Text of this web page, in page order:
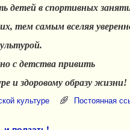
детей в спортивных
тем самым вселяя
с детства привить
и здоровому образу жизни!
культуре Постоянная